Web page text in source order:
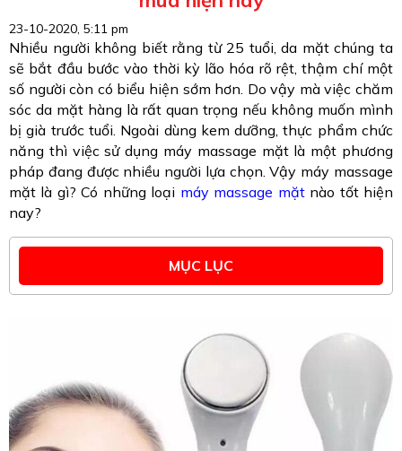
23-10-2020, 5:11 pm
Nhiều người không biết rằng từ 25 tuổi, da mặt chúng ta
sẽ bắt đầu bước vào thời kỳ lão hóa rõ rệt, thậm chí một
số người còn có biểu hiện sớm hơn. Do vậy mà việc chăm
sóc da mặt hàng là rất quan trọng nếu không muốn mình
bị già trước tuổi. Ngoài dùng kem dưỡng, thực phẩm chức
năng thì việc sử dụng máy massage mặt là một phương
pháp đang được nhiều người lựa chọn. Vậy máy massage
mặt là gì? Có những loại máy massage mặtnào tốt hiện
nay?
MỤC LỤC